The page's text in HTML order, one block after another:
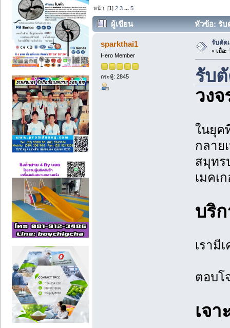
หน้า: [1]2 3 ...5
ผู้เขียน หัวข้อ: รับ
sparkthai1
Hero Member
กระทู้: 2845
รับตัด
« เมื่อ:
รับ
วงจ
ในยุค
กลาย
สมุทร
เมคเ
บริ
เรามี
ตอบโ
เจ